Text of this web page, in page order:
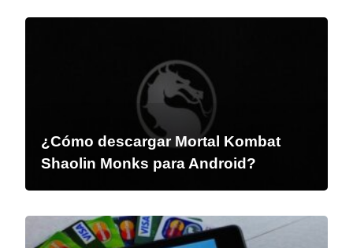
¿Cómo descargar Mortal Kombat
Shaolin Monks para Android?